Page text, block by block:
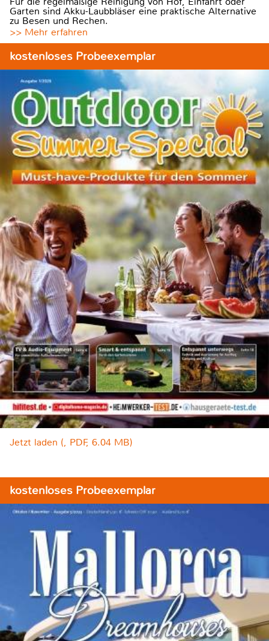
Garten sind Akku-Laubbläser eine praktische Alternative
zu Besen und Rechen.
>> Mehr erfahren
kostenloses Probeexemplar
Jetzt laden (, PDF, 6.04 MB)
kostenloses Probeexemplar